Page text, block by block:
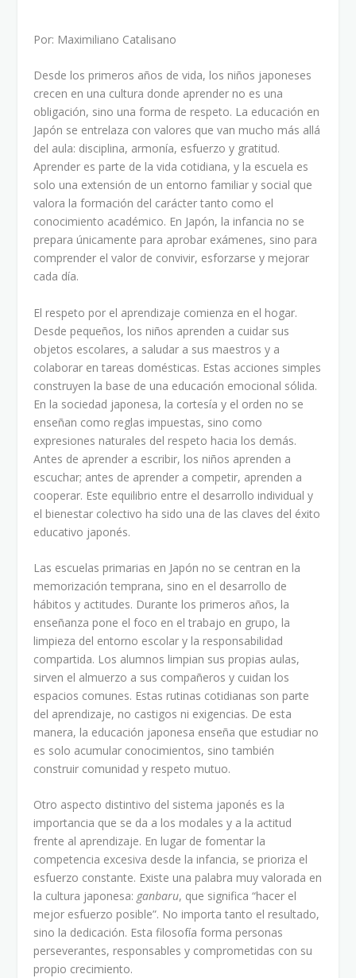
Por: Maximiliano Catalisano
Desde los primeros años de vida, los niños japoneses
crecen en una cultura donde aprender no es una
obligación, sino una forma de respeto. La educación en
Japón se entrelaza con valores que van mucho más allá
del aula: disciplina, armonía, esfuerzo y gratitud.
Aprender es parte de la vida cotidiana, y la escuela es
solo una extensión de un entorno familiar y social que
valora la formación del carácter tanto como el
conocimiento académico. En Japón, la infancia no se
prepara únicamente para aprobar exámenes, sino para
comprender el valor de convivir, esforzarse y mejorar
cada día.
El respeto por el aprendizaje comienza en el hogar.
Desde pequeños, los niños aprenden a cuidar sus
objetos escolares, a saludar a sus maestros y a
colaborar en tareas domésticas. Estas acciones simples
construyen la base de una educación emocional sólida.
En la sociedad japonesa, la cortesía y el orden no se
enseñan como reglas impuestas, sino como
expresiones naturales del respeto hacia los demás.
Antes de aprender a escribir, los niños aprenden a
escuchar; antes de aprender a competir, aprenden a
cooperar. Este equilibrio entre el desarrollo individual y
el bienestar colectivo ha sido una de las claves del éxito
educativo japonés.
Las escuelas primarias en Japón no se centran en la
memorización temprana, sino en el desarrollo de
hábitos y actitudes. Durante los primeros años, la
enseñanza pone el foco en el trabajo en grupo, la
limpieza del entorno escolar y la responsabilidad
compartida. Los alumnos limpian sus propias aulas,
sirven el almuerzo a sus compañeros y cuidan los
espacios comunes. Estas rutinas cotidianas son parte
del aprendizaje, no castigos ni exigencias. De esta
manera, la educación japonesa enseña que estudiar no
es solo acumular conocimientos, sino también
construir comunidad y respeto mutuo.
Otro aspecto distintivo del sistema japonés es la
importancia que se da a los modales y a la actitud
frente al aprendizaje. En lugar de fomentar la
competencia excesiva desde la infancia, se prioriza el
esfuerzo constante. Existe una palabra muy valorada en
la cultura japonesa: ganbaru, que significa “hacer el
mejor esfuerzo posible”. No importa tanto el resultado,
sino la dedicación. Esta filosofía forma personas
perseverantes, responsables y comprometidas con su
propio crecimiento.